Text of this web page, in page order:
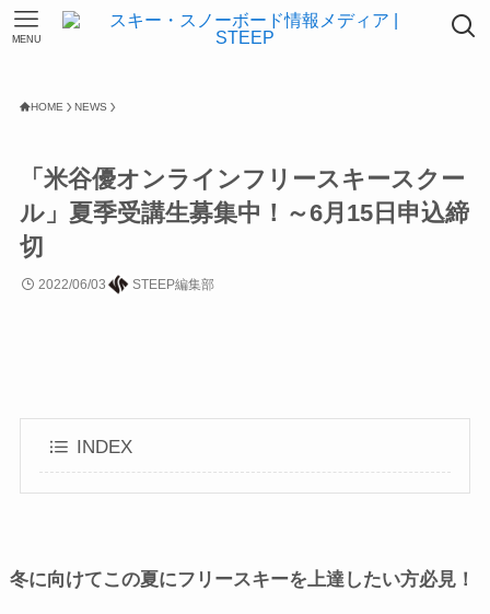
MENU
HOME NEWS
「米谷優オンラインフリースキースクー
ル」夏季受講生募集中！～6月15日申込締
切
2022/06/03 STEEP編集部
INDEX
冬に向けてこの夏にフリースキーを上達したい方必見！